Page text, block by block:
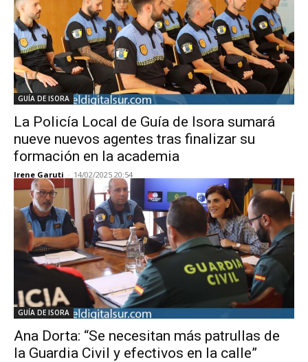
GUÍA DE ISORA
La Policía Local de Guía de Isora sumará
nueve nuevos agentes tras finalizar su
formación en la academia
Irene Garuti - 14/02/2025 20:54
GUÍA DE ISORA
Ana Dorta: “Se necesitan más patrullas de
la Guardia Civil y efectivos en la calle”